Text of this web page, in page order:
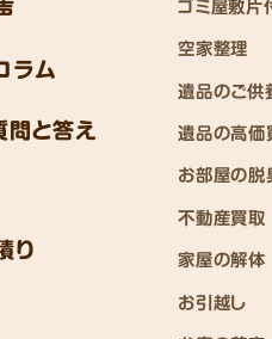
ラム
問と答え
り
ゴミ屋敷片
空家整理
遺品のご供
遺品の高価
お部屋の脱
不動産買取
家屋の解体
お引越し